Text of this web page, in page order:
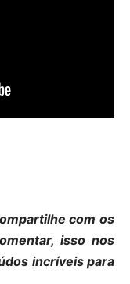
com os
isso nos
incríveis para